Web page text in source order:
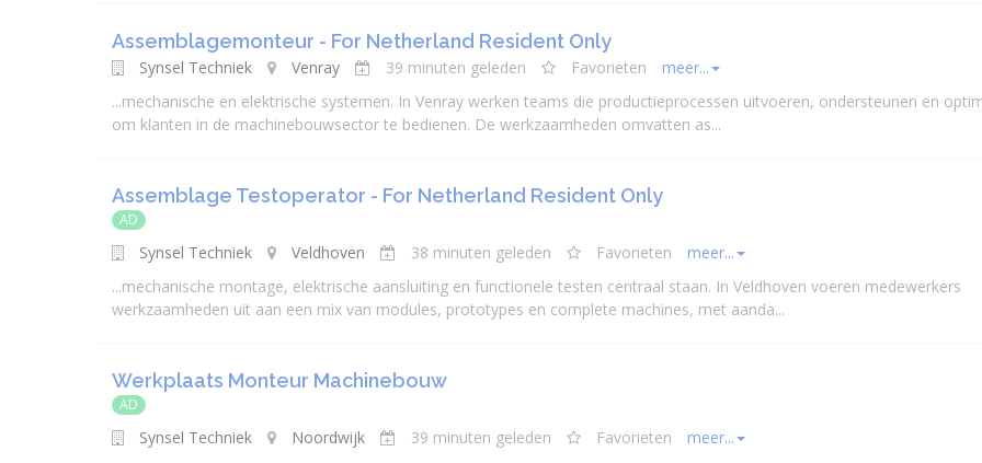
Assemblagemonteur - For Netherland Resident Only
Synsel Techniek Venray 39 minuten geleden Favorieten
meer...
...mechanische en elektrische systemen. In Venray werken teams die productieprocessen uitvoeren, ondersteunen en
om klanten in de machinebouwsector te bedienen. De werkzaamheden omvatten as...
Assemblage Testoperator - For Netherland Resident Only
AD
Synsel Techniek Veldhoven 38 minuten geleden Favorieten
meer...
...mechanische montage, elektrische aansluiting en functionele testen centraal staan. In Veldhoven voeren medewerkers
werkzaamheden uit aan een mix van modules, prototypes en complete machines, met aanda...
Werkplaats Monteur Machinebouw
AD
Synsel Techniek Noordwijk 39 minuten geleden Favorieten
meer...